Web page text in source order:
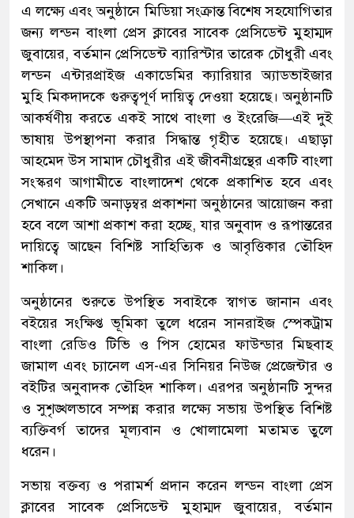
এ লক্ষ্যে এবং অনুষ্ঠানে মিডিয়া সংক্রান্ত বিশেষ সহযোগিতার
জন্য লন্ডন বাংলা প্রেস ক্লাবের সাবেক প্রেসিডেন্ট মুহাম্মদ
জুবায়ের, বর্তমান প্রেসিডেন্ট ব্যারিস্টার তারেক চৌধুরী এবং
লন্ডন এন্টারপ্রাইজ একাডেমির ক্যারিয়ার অ্যাডভাইজার
মুহি মিকদাদকে গুরুত্বপূর্ণ দায়িত্ব দেওয়া হয়েছে। অনুষ্ঠানটি
আকর্ষণীয় করতে একই সাথে বাংলা ও ইংরেজি—এই দুই
ভাষায় উপস্থাপনা করার সিদ্ধান্ত গৃহীত হয়েছে। এছাড়া
আহমেদ উস সামাদ চৌধুরীর এই জীবনীগ্রন্থের একটি বাংলা
সংস্করণ আগামীতে বাংলাদেশ থেকে প্রকাশিত হবে এবং
সেখানে একটি অনাড়ম্বর প্রকাশনা অনুষ্ঠানের আয়োজন করা
হবে বলে আশা প্রকাশ করা হচ্ছে, যার অনুবাদ ও রূপান্তরের
দায়িত্বে আছেন বিশিষ্ট সাহিত্যিক ও আবৃত্তিকার তৌহিদ
শাকিল।
অনুষ্ঠানের শুরুতে উপস্থিত সবাইকে স্বাগত জানান এবং
বইয়ের সংক্ষিপ্ত ভূমিকা তুলে ধরেন সানরাইজ স্পেকট্রাম
বাংলা রেডিও টিভি ও পিস হোমের ফাউন্ডার মিছবাহ
জামাল এবং চ্যানেল এস-এর সিনিয়র নিউজ প্রেজেন্টার ও
বইটির অনুবাদক তৌহিদ শাকিল। এরপর অনুষ্ঠানটি সুন্দর
ও সুশৃঙ্খলভাবে সম্পন্ন করার লক্ষ্যে সভায় উপস্থিত বিশিষ্ট
ব্যক্তিবর্গ তাদের মূল্যবান ও খোলামেলা মতামত তুলে
ধরেন।
সভায় বক্তব্য ও পরামর্শ প্রদান করেন লন্ডন বাংলা প্রেস
ক্লাবের সাবেক প্রেসিডেন্ট মুহাম্মদ জুবায়ের, বর্তমান